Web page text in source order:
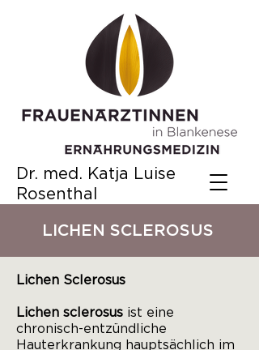
Dr. med. Katja Luise
Rosenthal
LICHEN SCLEROSUS
Lichen Sclerosus
Lichen sclerosus ist eine
chronisch-entzündliche
Hauterkrankung hauptsächlich im